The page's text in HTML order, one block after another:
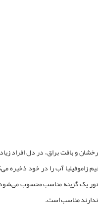
و بافت براق، در دل افراد
زاموفیلیا آب را در خود ذخیره
یک گزینه مناسب محسوب می‌شود.
مناسب است.